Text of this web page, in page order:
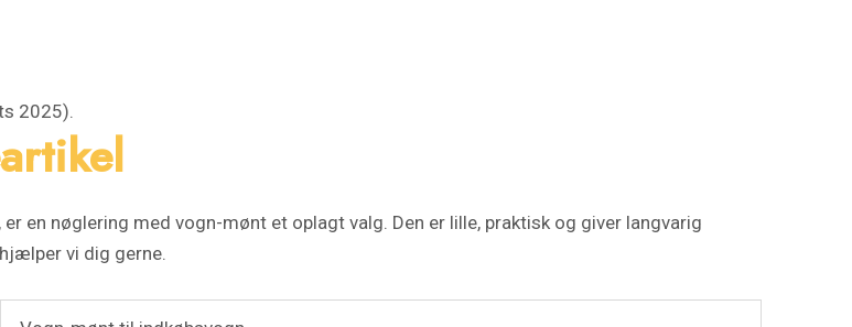
2025).
en nøglering med vogn-mønt et oplagt valg. Den er lille, praktisk og giver langvarig
vi dig gerne.